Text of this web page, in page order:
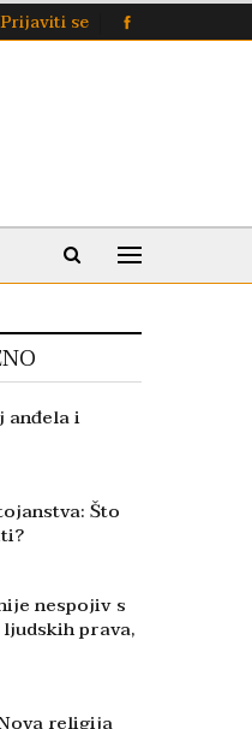
Prijaviti se
anđela i
Što
nespojiv s
prava,